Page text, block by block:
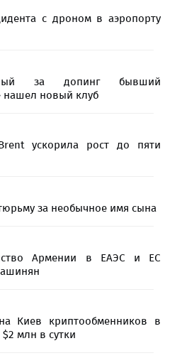
с дроном в аэропорту
за допинг бывший
нашел новый клуб
ускорила рост до пяти
за необычное имя сына
Армении в ЕАЭС и ЕС
Киев криптообменников в
млн в сутки